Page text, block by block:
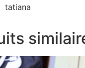
tatiana